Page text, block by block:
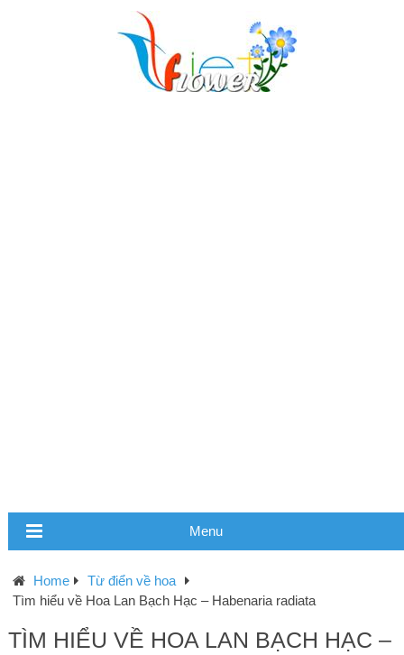
Menu
Home
Từ điển về hoa
Tìm hiểu về Hoa Lan Bạch Hạc – Habenaria radiata
TÌM HIỂU VỀ HOA LAN BẠCH HẠC –